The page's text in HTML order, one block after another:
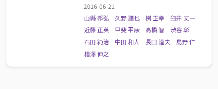
2016-06-21
山縣 邦弘
久野 譜也 桝 正幸
臼井 丈一
近藤 正英
甲斐 平康 高橋 智
渋谷 彰
石田 純治
中田 和人 長田 道夫
島野 仁
檜澤 伸之